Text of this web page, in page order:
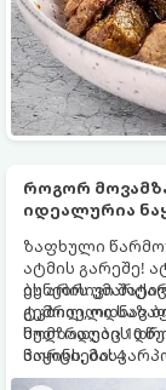
როგორ
იდეალურია
ზაფხული
ატმის გარეშე!
ბუნებრივი
ტკბილ, ოდნავ
ეს არის
გემრიელი
სულ რაღაც 10
ნაყინს,
დარიჩინს.
მომზადების
პორციები: 4